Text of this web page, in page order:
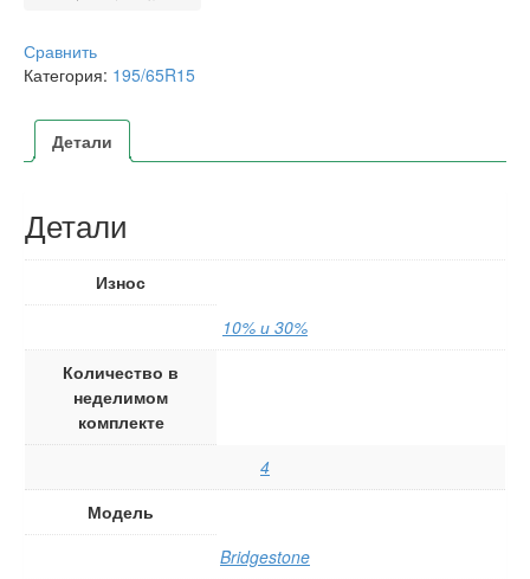
Сравнить
Категория: 195/65R15
Детали
Детали
Износ
10% и 30%
Количество в
неделимом
комплекте
4
Модель
Bridgestone